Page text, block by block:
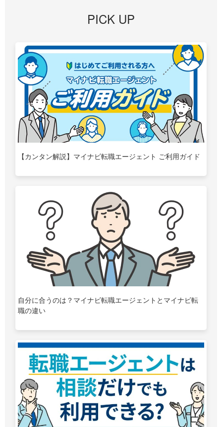
PICK UP
【カンタン解説】マイナビ転職エージェント ご利用ガイド
自分に合うのは？マイナビ転職エージェントとマイナビ転
職の違い